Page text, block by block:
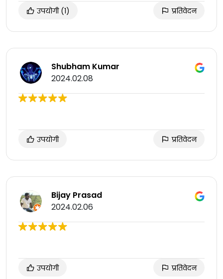
उपयोगी (1) प्रतिवेदन
Shubham Kumar
2024.02.08
उपयोगी प्रतिवेदन
Bijay Prasad
2024.02.06
उपयोगी प्रतिवेदन